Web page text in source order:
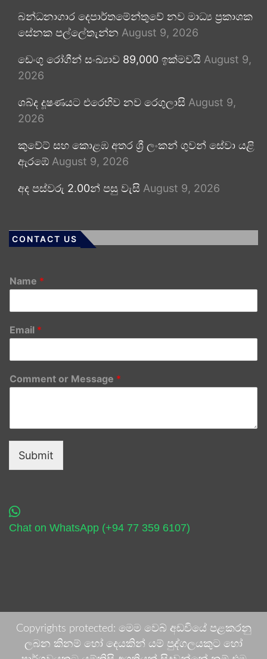
බන්ධනාගාර දෙපාර්තමේන්තුවේ නව මාධ්‍ය ප්‍රකාශක
සේනක පල්ලේතැන්න August 9, 2026
ඩෙංගු රෝගීන් සංඛ්‍යාව 89,000 ඉක්මවයි August 9,
2026
ශබ්ද දූෂණයට එරෙහිව නව රෙගුලාසි August 9,
2026
කුවේට් සහ කොළඹ අතර ශ්‍රී ලංකන් ගුවන් සේවා යළි
ඇරඹේ August 9, 2026
අද පස්වරු 2.00න් පසු වැසි August 9, 2026
CONTACT US
Name *
Email *
Comment or Message *
Submit
Chat on WhatsApp (+94 77 359 6107)
Copyrights protected: මෙම වෙබ් අඩවියේ පළකරනු
ලබන කිනම් හෝ දෙයකින් යම් පුද්ගලයකුට හෝ